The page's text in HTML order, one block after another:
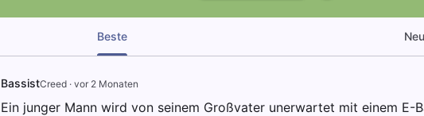
Beste
BassistCreed· vor 2 Monaten
Ein junger Mann wird von seinem Großvater unerwartet mit einem E-